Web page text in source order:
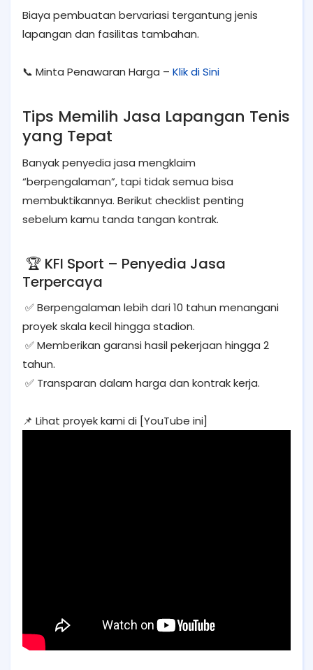
Biaya pembuatan bervariasi tergantung jenis
lapangan dan fasilitas tambahan.
📞 Minta Penawaran Harga – Klik di Sini
Tips Memilih Jasa Lapangan Tenis
yang Tepat
Banyak penyedia jasa mengklaim
“berpengalaman”, tapi tidak semua bisa
membuktikannya. Berikut checklist penting
sebelum kamu tanda tangan kontrak.
🏆 KFI Sport – Penyedia Jasa
Terpercaya
✅ Berpengalaman lebih dari 10 tahun menangani
proyek skala kecil hingga stadion.
✅ Memberikan garansi hasil pekerjaan hingga 2
tahun.
✅ Transparan dalam harga dan kontrak kerja.
📌 Lihat proyek kami di [YouTube ini]